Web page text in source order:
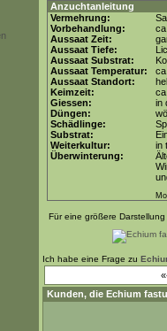
Anzuchtanleitung
Vermehrung:
Vorbehandlung:
Aussaat Zeit:
Aussaat Tiefe:
Aussaat Substrat:
Aussaat Temperatur:
Aussaat Standort:
Keimzeit:
Giessen:
in
Düngen:
Schädlinge:
Substrat:
Weiterkultur:
in
Überwinterung:
Für eine größere
Ich habe eine Frage zu
Kunden, die Echium